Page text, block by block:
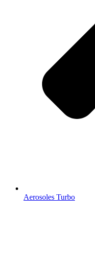
Aerosoles Turbo